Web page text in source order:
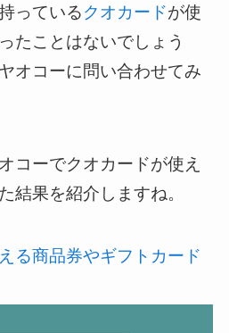
っているクオカードが使
たことはないでしょう
オコーに問い合わせてみ
コーでクオカードが使え
結果を紹介しますね。
る商品券やギフトカード